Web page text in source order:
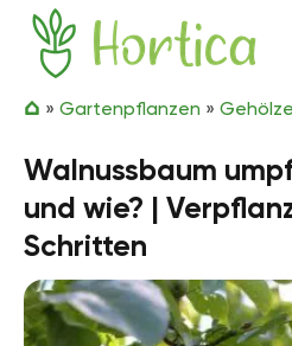
Zum Inhalt springen
Hortica
» Gartenpflanzen » Gehölze
Walnussbaum
und wie? |
Schritten